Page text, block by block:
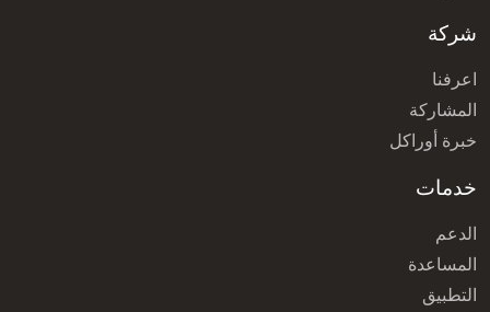
شركة
اعرفنا
المشاركة
خبرة أوراكل
خدمات
الدعم
المساعدة
التطبيق